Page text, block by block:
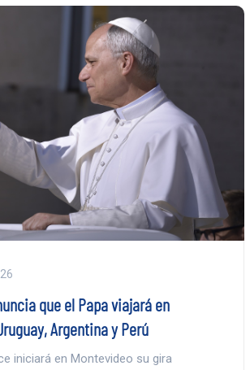
que el Papa viajará en
Argentina y Perú
iniciará en Montevideo su gira